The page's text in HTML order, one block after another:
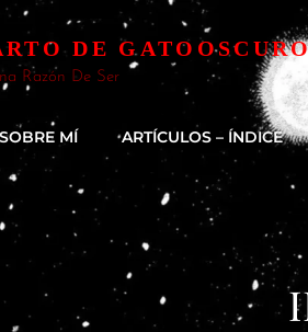
DE
Razón De Ser
SOBRE MÍ ARTÍCULOS – ÍNDICE